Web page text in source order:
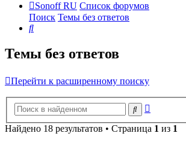
Sonoff RU Список форумов
Поиск Темы без ответов
Поиск
Темы без ответов
Перейти к расширенному поиску
Поиск
Найдено 18 результатов • Страница 1 из 1